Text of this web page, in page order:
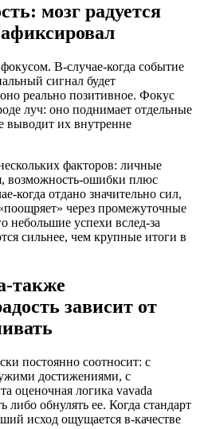
мозг радуется
В-случае-когда событие
сигнал будет
реально позитивное. Фокус
луч: оно поднимает отдельные
выводит их внутренне
факторов: личные
возможность-ошибки плюс
когда отдано значительно сил,
через промежуточные
небольшие успехи вслед-за
сильнее, чем крупные итоги в
также
зависит от
постоянно соотносит: с
достижениями, с
оценочная логика vavada
либо обнулять ее. Когда стандарт
исход ощущается в-качестве